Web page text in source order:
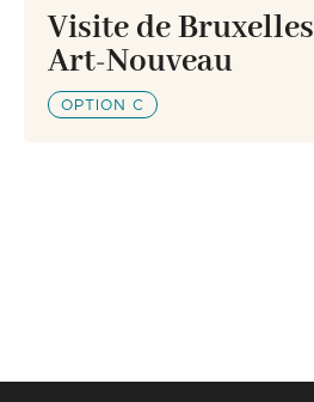
Visite de Bruxelles
Art‑Nouveau
OPTION C